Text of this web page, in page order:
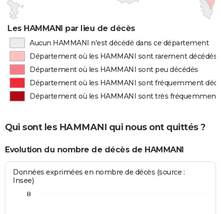
Les HAMMANI par lieu de décès
Aucun HAMMANI n'est décédé dans ce département
Département où les HAMMANI sont rarement décédés
Département où les HAMMANI sont peu décédés
Département où les HAMMANI sont fréquemment
Département où les HAMMANI sont très fréquemment
Qui sont les HAMMANI qui nous ont quittés ?
Evolution du nombre de décès de HAMMANI
Données exprimées en nombre de décès (source :
Insee)
8